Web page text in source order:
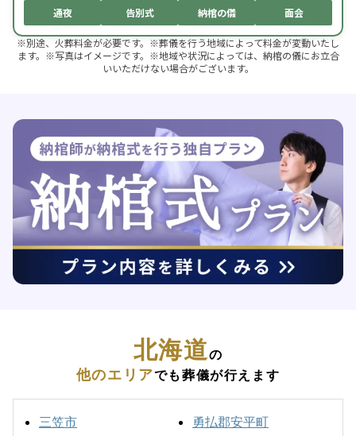
通夜 告別式 納棺の儀 面会
※別途、火葬料金が必要です。※葬儀を行う地域によって料金が変動いたし
ます。※写真はイメージです。※地域や状況によっては、納棺の儀にお立合
いいただけない場合がございます。
北海道の
他のエリアでも葬儀が行えます
三笠市
勇払郡安平町